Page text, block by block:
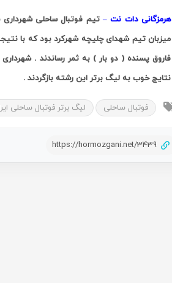
هرمزگانی دات نت –تیم فوتبال ساحلی
نتایج خوب به لیگ برتر این رشته بازگردند .
فوتبال ساحلی لیگ برتر فوتبال ساحلی
https://hormozgani.net/3439